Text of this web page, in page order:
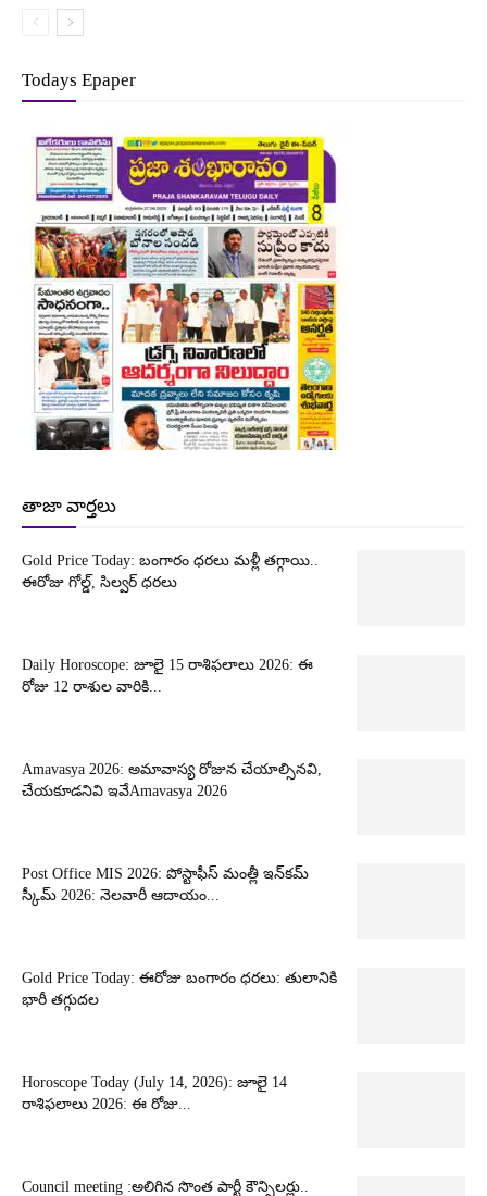
Todays Epaper
తాజా వార్తలు
Gold Price Today: బంగారం ధరలు మళ్లీ తగ్గాయి..
ఈరోజు గోల్డ్, సిల్వర్ ధరలు
Daily Horoscope: జూలై 15 రాశిఫలాలు 2026: ఈ
రోజు 12 రాశుల వారికి...
Amavasya 2026: అమావాస్య రోజున చేయాల్సినవి,
చేయకూడనివి ఇవేAmavasya 2026
Post Office MIS 2026: పోస్టాఫీస్ మంత్లీ ఇన్‌కమ్
స్కీమ్ 2026: నెలవారీ ఆదాయం...
Gold Price Today: ఈరోజు బంగారం ధరలు: తులానికి
భారీ తగ్గుదల
Horoscope Today (July 14, 2026): జూలై 14
రాశిఫలాలు 2026: ఈ రోజు...
Council meeting :అలిగిన సొంత పార్టీ కౌన్సిలర్లు..